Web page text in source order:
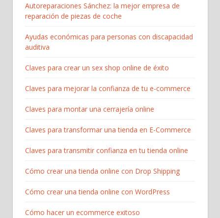
Autoreparaciones Sánchez: la mejor empresa de
reparación de piezas de coche
Ayudas económicas para personas con discapacidad
auditiva
Claves para crear un sex shop online de éxito
Claves para mejorar la confianza de tu e-commerce
Claves para montar una cerrajería online
Claves para transformar una tienda en E-Commerce
Claves para transmitir confianza en tu tienda online
Cómo crear una tienda online con Drop Shipping
Cómo crear una tienda online con WordPress
Cómo hacer un ecommerce exitoso